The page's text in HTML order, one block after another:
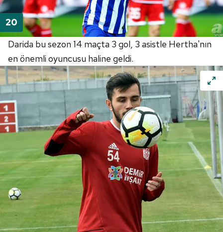
Darida bu sezon 14 maçta 3 gol, 3 asistle Hertha'nın
en önemli oyuncusu haline geldi.